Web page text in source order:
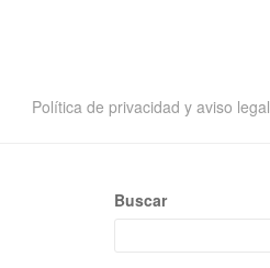
Política de privacidad y aviso legal
Buscar